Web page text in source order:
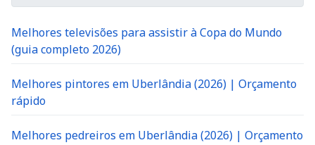
Melhores televisões para assistir à Copa do Mundo
(guia completo 2026)
Melhores pintores em Uberlândia (2026) | Orçamento
rápido
Melhores pedreiros em Uberlândia (2026) | Orçamento